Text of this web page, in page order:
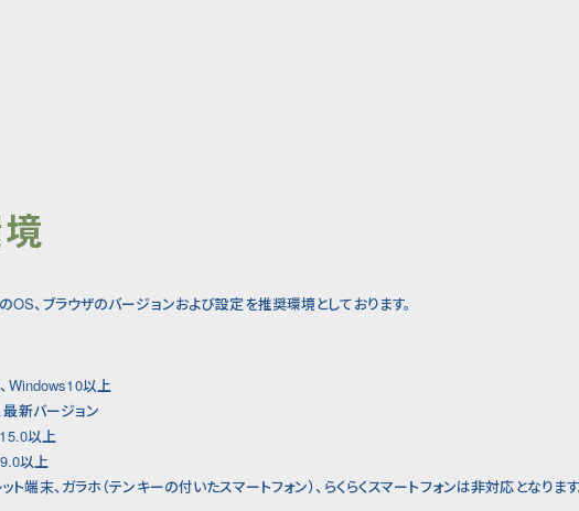
OS、ブラウザのバージョンおよび設定を推奨環境としております。
Windows10以上
最新バージョン
以上
以上
ト端末、ガラホ（テンキーの付いたスマートフォン）、らくらくスマートフォンは非対応となります